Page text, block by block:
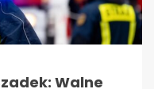
Walne